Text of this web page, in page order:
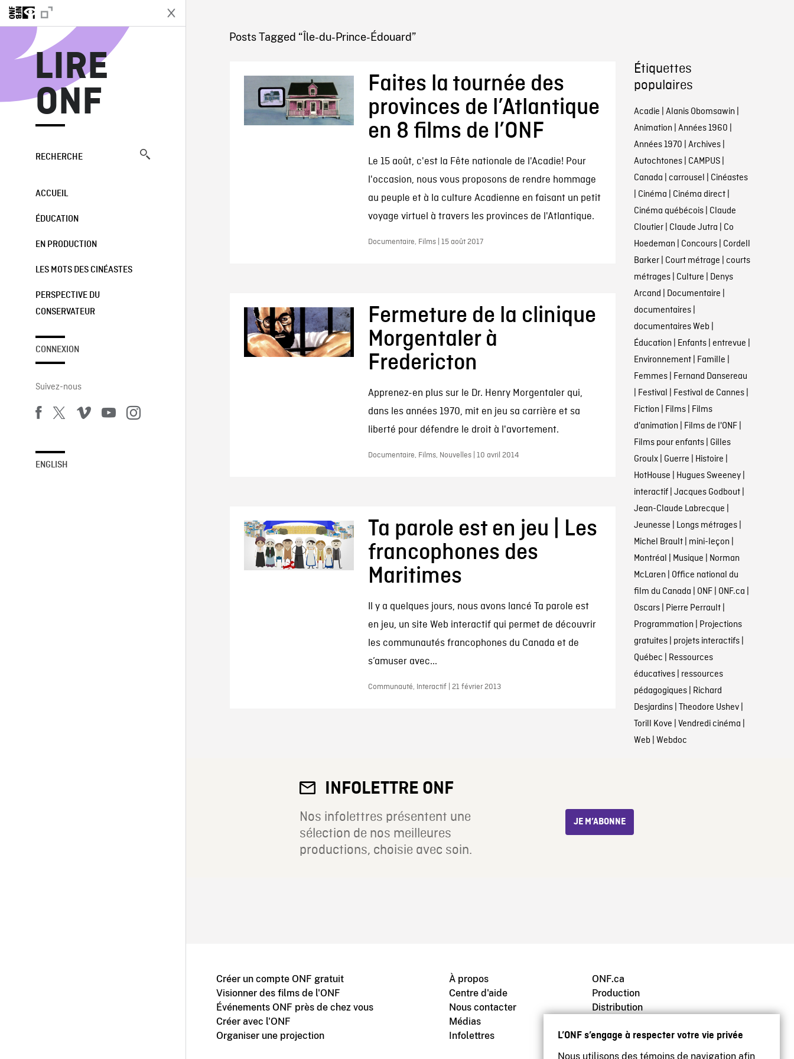
L’ONF s’engage à respecter votre vie privée
Nous utilisons des témoins de navigation afin
LIRE
ONF
RECHERCHE
ACCUEIL
ÉDUCATION
EN PRODUCTION
LES MOTS DES CINÉASTES
PERSPECTIVE DU
CONSERVATEUR
CONNEXION
Suivez-nous
ENGLISH
LIRE ONF
Posts Tagged “Île-du-Prince-Édouard”
Faites la tournée des
provinces de l’Atlantique
en 8 films de l’ONF
Le 15 août, c'est la Fête nationale de l'Acadie! Pour
l'occasion, nous vous proposons de rendre hommage
au peuple et à la culture Acadienne en faisant un petit
voyage virtuel à travers les provinces de l'Atlantique.
Documentaire, Films | 15 août 2017
Fermeture de la clinique
Morgentaler à
Fredericton
Apprenez-en plus sur le Dr. Henry Morgentaler qui,
dans les années 1970, mit en jeu sa carrière et sa
liberté pour défendre le droit à l'avortement.
Documentaire, Films, Nouvelles | 10 avril 2014
Ta parole est en jeu | Les
francophones des
Maritimes
Il y a quelques jours, nous avons lancé Ta parole est
en jeu, un site Web interactif qui permet de découvrir
les communautés francophones du Canada et de
s’amuser avec...
Communauté, Interactif | 21 février 2013
Étiquettes
populaires
Acadie | Alanis Obomsawin |
Animation | Années 1960 |
Années 1970 | Archives|
Autochtones| CAMPUS|
Canada | carrousel | Cinéastes
| Cinéma | Cinéma direct|
Cinéma québécois| Claude
Cloutier| Claude Jutra | Co
Hoedeman | Concours| Cordell
Barker| Court métrage | courts
métrages| Culture | Denys
Arcand | Documentaire |
documentaires|
documentaires Web |
Éducation | Enfants| entrevue |
Environnement| Famille |
Femmes| Fernand Dansereau
| Festival | Festival de Cannes|
Fiction | Films| Films
d'animation | Films de l'ONF|
Films pour enfants| Gilles
Groulx| Guerre | Histoire |
HotHouse | Hugues Sweeney|
interactif| Jacques Godbout|
Jean-Claude Labrecque |
Jeunesse | Longs métrages|
Michel Brault| mini-leçon |
Montréal | Musique | Norman
McLaren | Office national du
film du Canada | ONF| ONF.ca |
Oscars| Pierre Perrault|
Programmation | Projections
gratuites| projets interactifs|
Québec | Ressources
éducatives| ressources
pédagogiques| Richard
Desjardins| Theodore Ushev|
Torill Kove | Vendredi cinéma |
Web | Webdoc
INFOLETTRE ONF
Nos infolettres présentent une
sélection de nos meilleures
productions, choisie avec soin.
JE M’ABONNE
Créer un compte ONF gratuit
Visionner des films de l'ONF
Événements ONF près de chez vous
Créer avec l'ONF
Organiser une projection
À propos
Centre d'aide
Nous contacter
Médias
Infolettres
ONF.ca
Production
Distribution
Archives